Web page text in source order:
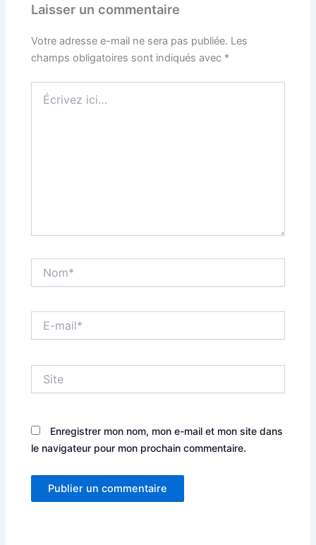
Laisser un commentaire
Votre adresse e-mail ne sera pas publiée. Les
champs obligatoires sont indiqués avec *
ici…
mail*
Enregistrer mon nom, mon e-mail et mon site dans
le navigateur pour mon prochain commentaire.